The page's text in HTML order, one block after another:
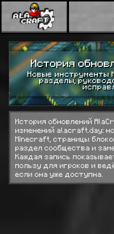
История
Новые инструменты
разделы,
История обновлений
изменений alacraft.day:
Minecraft, страницы
раздел сообщества и
Каждая запись
пользу для игроков и
если она уже доступна.